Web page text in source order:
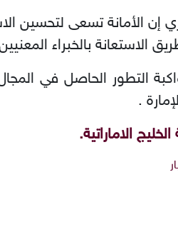
إن الأمانة تسعى لتحسين
بالخبراء
التطور الحاصل في
.
الاماراتية.